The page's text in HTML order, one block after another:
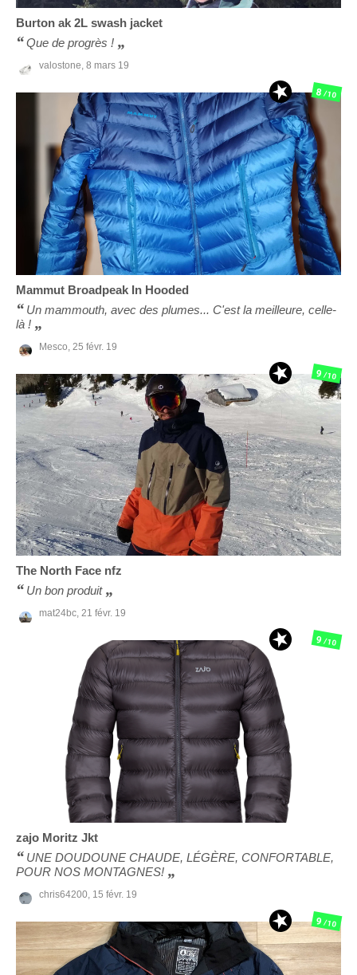
Burton ak 2L swash jacket
Que de progrès !
valostone, 8 mars 19
Mammut Broadpeak In Hooded
Un mammouth, avec des plumes... C'est la meilleure, celle-
là !
Mesco, 25 févr. 19
8/10
The North Face nfz
Un bon produit
mat24bc, 21 févr. 19
9/10
zajo Moritz Jkt
UNE DOUDOUNE CHAUDE, LÉGÈRE, CONFORTABLE,
POUR NOS MONTAGNES!
chris64200, 15 févr. 19
9/10
9/10